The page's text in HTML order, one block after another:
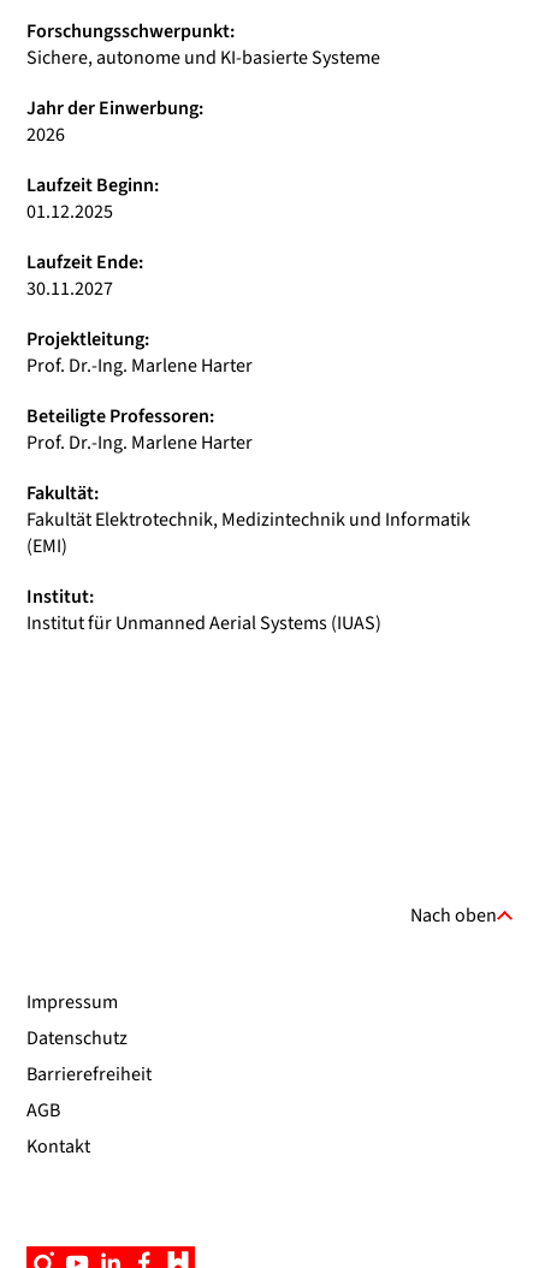
Forschungsschwerpunkt:
Sichere, autonome und KI-basierte Systeme
Jahr der Einwerbung:
2026
Laufzeit Beginn:
01.12.2025
Laufzeit Ende:
30.11.2027
Projektleitung:
Prof. Dr.-Ing. Marlene Harter
Beteiligte Professoren:
Prof. Dr.-Ing. Marlene Harter
Fakultät:
Fakultät Elektrotechnik, Medizintechnik und Informatik
(EMI)
Institut:
Institut für Unmanned Aerial Systems (IUAS)
Nach oben
Impressum
Datenschutz
Barrierefreiheit
AGB
Kontakt
Instagram
YouTubeLinkedinFacebookCampus